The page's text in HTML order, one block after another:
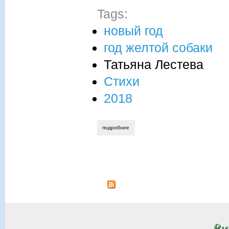
Tags:
новый год
год желтой собаки
Татьяна Лестева
Стихи
2018
подробнее